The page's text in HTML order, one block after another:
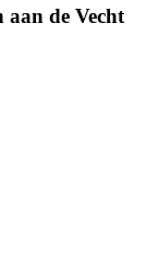
de Vecht